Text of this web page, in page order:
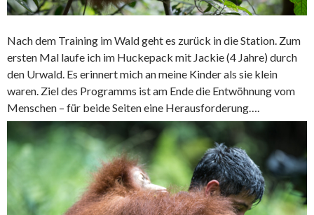
Nach dem Training im Wald geht es zurück in die Station. Zum
ersten Mal laufe ich im Huckepack mit Jackie (4 Jahre) durch
den Urwald. Es erinnert mich an meine Kinder als sie klein
waren. Ziel des Programms ist am Ende die Entwöhnung vom
Menschen – für beide Seiten eine Herausforderung….